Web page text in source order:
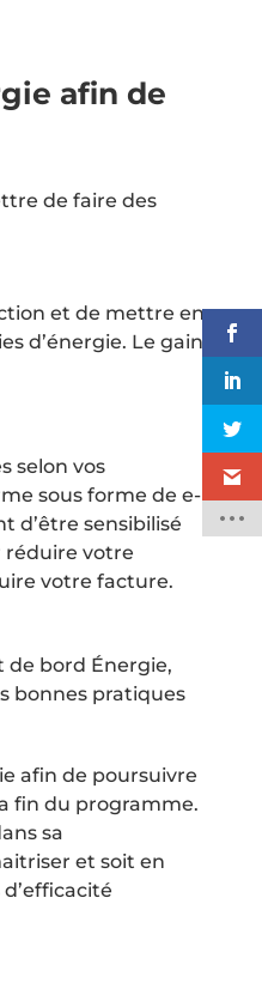
afin de
de faire des
et de mettre en
d’énergie. Le gain
selon vos
sous forme de e-
d’être sensibilisé
réduire votre
votre facture.
de bord Énergie,
bonnes pratiques
afin de poursuivre
fin du programme.
sa
et soit en